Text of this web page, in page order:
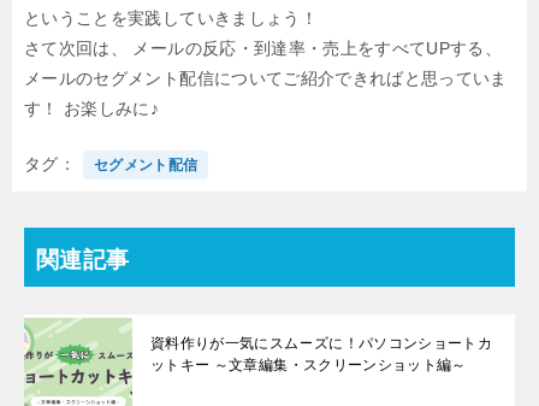
ということを実践していきましょう！
さて次回は、
メールの反応・到達率・売上をすべてUPする、
メールのセグメント配信についてご紹介できればと思っていま
す！
お楽しみに♪
タグ セグメント配信
関連記事
資料作りが一気にスムーズに！パソコンショートカ
ットキー ～文章編集・スクリーンショット編～